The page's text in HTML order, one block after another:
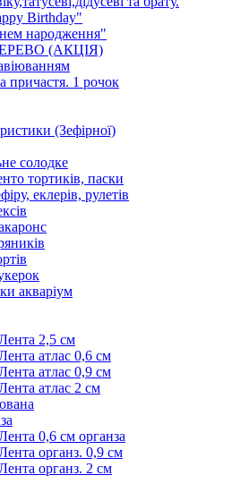
Birthday"
народження"
(АКЦІЯ)
причастя. 1 рочок
(Зефірної)
солодке
тортиків, паски
еклерів, рулетів
акваріум
2,5 см
атлас 0,6 см
атлас 0,9 см
атлас 2 см
0,6 см органза
органз. 0,9 см
органз. 2 см